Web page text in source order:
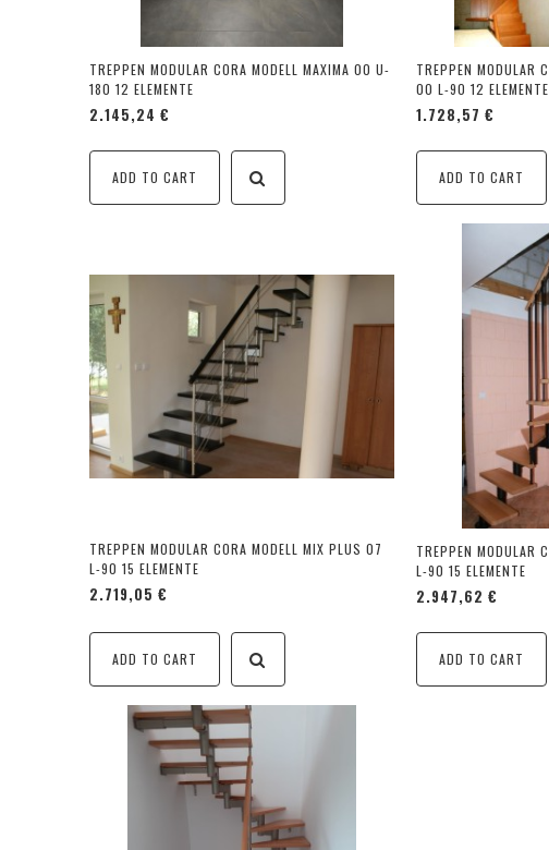
TREPPEN MODULAR CORA MODELL MAXIMA 00 U-
180 12 ELEMENTE
2.145,24 €
ADD TO CART
TREPPEN MODULAR
00 L-90 12 ELEMENTE
1.728,57 €
ADD TO CART
TREPPEN MODULAR CORA MODELL MIX PLUS 07
L-90 15 ELEMENTE
2.719,05 €
ADD TO CART
TREPPEN MODULAR
L-90 15 ELEMENTE
2.947,62 €
ADD TO CART